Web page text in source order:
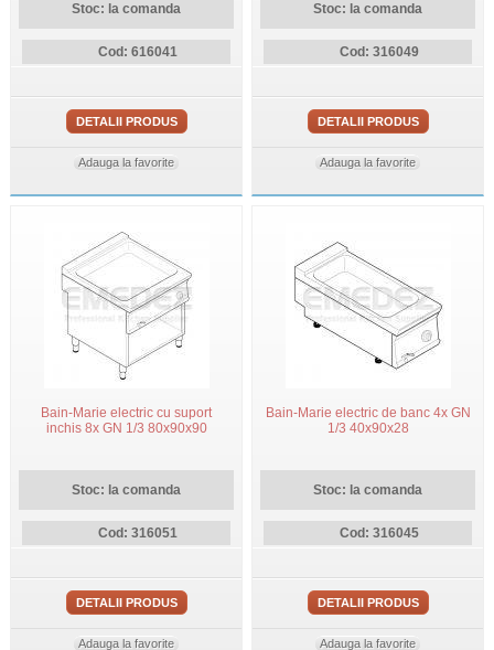
Stoc: la comanda
Cod: 616041
DETALII PRODUS
Adauga la favorite
Stoc: la comanda
Cod: 316049
DETALII PRODUS
Adauga la favorite
Bain-Marie electric cu suport
inchis 8x GN 1/3 80x90x90
Stoc: la comanda
Cod: 316051
DETALII PRODUS
Adauga la favorite
Bain-Marie electric de banc 4x GN
1/3 40x90x28
Stoc: la comanda
Cod: 316045
DETALII PRODUS
Adauga la favorite